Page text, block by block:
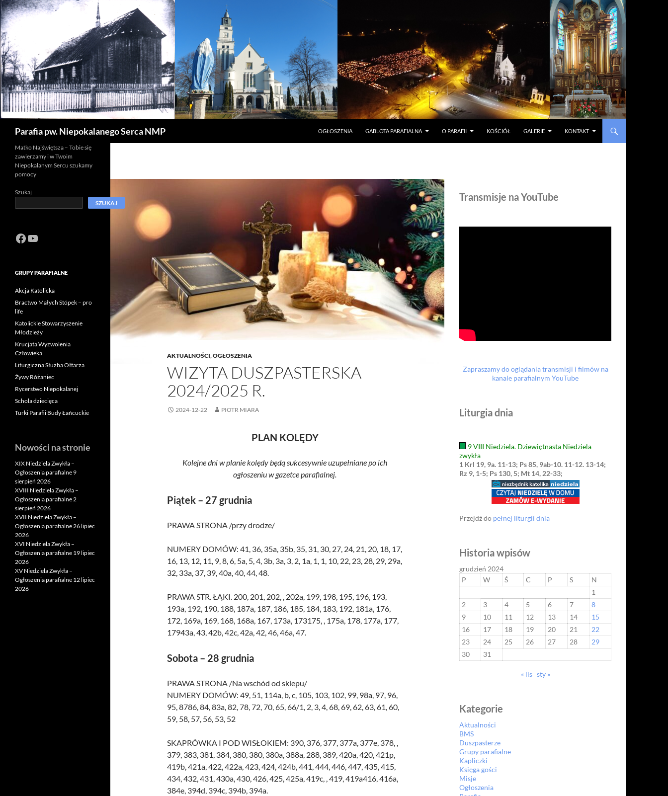
Parafia pw. Niepokalanego Serca NMP
OGŁOSZENIA
GABLOTA PARAFIALNA O PARAFII KOŚCIÓŁ GALERIE KONTAKT
AKTUALNOŚCI,OGŁOSZENIA
WIZYTA DUSZPASTERSKA
2024/2025 R.
2024-12-22 PIOTR MIARA
PLAN KOLĘDY
Kolejne dni w planie kolędy będą sukcesywnie uzupełniane po ich
ogłoszeniu w gazetce parafialnej.
Piątek – 27 grudnia
PRAWA STRONA /przy drodze/
NUMERY DOMÓW: 41, 36, 35a, 35b, 35, 31, 30, 27, 24, 21, 20, 18, 17,
16, 13, 12, 11, 9, 8, 6, 5a, 5, 4, 3b, 3a, 3, 2, 1a, 1, 1, 10, 22, 23, 28, 29, 29a,
32, 33a, 37, 39, 40a, 40, 44, 48.
PRAWA STR. ŁĄKI. 200, 201, 202, , 202a, 199, 198, 195, 196, 193,
193a, 192, 190, 188, 187a, 187, 186, 185, 184, 183, 192, 181a, 176,
172, 169a, 169, 168, 168a, 167, 173a, 173175, , 175a, 178, 177a, 177,
17943a, 43, 42b, 42c, 42a, 42, 46, 46a, 47.
Sobota – 28 grudnia
PRAWA STRONA /Na wschód od sklepu/
NUMERY DOMÓW: 49, 51, 114a, b, c, 105, 103, 102, 99, 98a, 97, 96,
95, 8786, 84, 83a, 82, 78, 72, 70, 65, 66/1, 2, 3, 4, 68, 69, 62, 63, 61, 60,
59, 58, 57, 56, 53, 52
SKAPRÓWKA I POD WISŁOKIEM: 390, 376, 377, 377a, 377e, 378, ,
379, 383, 381, 384, 380, 380, 380a, 388a, 288, 389, 420a, 420, 421p,
419b, 421a, 422, 422a, 423, 424, 424b, 441, 444, 446, 447, 435, 415,
434, 432, 431, 430a, 430, 426, 425, 425a, 419c, , 419, 419a416, 416a,
384e, 394d, 394c, 394b, 394a.
Transmisje na YouTube
Zapraszamy do oglądania transmisji i filmów na
kanale parafialnym YouTube
Liturgia dnia
9 VIII Niedziela. Dziewiętnasta Niedziela
zwykła
1 Krl 19, 9a. 11-13; Ps 85, 9ab-10. 11-12. 13-14;
Rz 9, 1-5; Ps 130, 5; Mt 14, 22-33;
Przejdź do pełnej liturgii dnia
Historia wpisów
grudzień 2024
P
W Ś C P S
N
1
2
3 4 5 6 7
8
9
10 11 12 13 14
15
16
17 18 19 20 21
22
23
24 25 26 27 28
29
30
31
« lis sty »
Kategorie
Aktualności
BMS
Duszpasterze
Grupy parafialne
Kapliczki
Księga gości
Misje
Ogłoszenia
Matko Najświętsza – Tobie się
zawierzamy i w Twoim
Niepokalanym Sercu szukamy
pomocy
Szukaj
SZUKAJ
Facebook
https://www.youtube.com/channel/UCeN8ciSo_a79igwmwNXx2qw
GRUPY PARAFIALNE
Akcja Katolicka
Bractwo Małych Stópek – pro
life
Katolickie Stowarzyszenie
Młodzieży
Krucjata Wyzwolenia
Człowieka
Liturgiczna Służba Ołtarza
Żywy Różaniec
Rycerstwo Niepokalanej
Schola dziecięca
Turki Parafii Budy Łańcuckie
Nowości na stronie
XIX Niedziela Zwykła –
Ogłoszenia parafialne 9
sierpień 2026
XVIII Niedziela Zwykła –
Ogłoszenia parafialne 2
sierpień 2026
XVII Niedziela Zwykła –
Ogłoszenia parafialne 26 lipiec
2026
XVI Niedziela Zwykła –
Ogłoszenia parafialne 19 lipiec
2026
XV Niedziela Zwykła –
Ogłoszenia parafialne 12 lipiec
2026